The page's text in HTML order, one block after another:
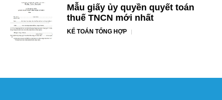
Mẫu giấy ủy quyền quyết toán
thuế TNCN mới nhất
KẾ TOÁN TỔNG HỢP